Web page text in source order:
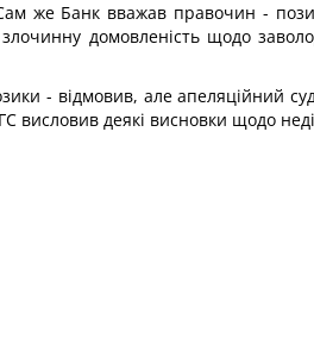
же Банк вважав правочин -
домовленість щодо
- відмовив, але апеляційний
висловив деякі висновки щодо